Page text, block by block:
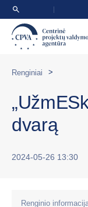
Renginiai >
dvarą
2024-05-26 13:30
Renginio